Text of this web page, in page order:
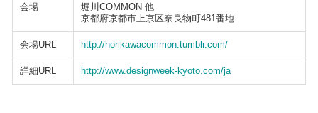
会場
堀川COMMON 他
京都府京都市上京区奈良物町481番地
会場URL http://horikawacommon.tumblr.com/
詳細URL http://www.designweek-kyoto.com/ja